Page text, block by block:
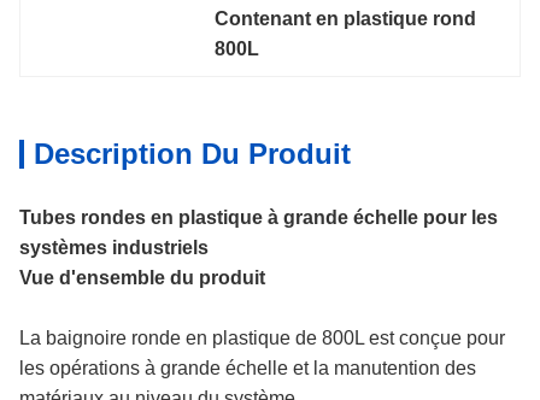
Contenant en plastique rond
800L
Description Du Produit
Tubes rondes en plastique à grande échelle pour les
systèmes industriels
Vue d'ensemble du produit
La baignoire ronde en plastique de 800L est conçue pour
les opérations à grande échelle et la manutention des